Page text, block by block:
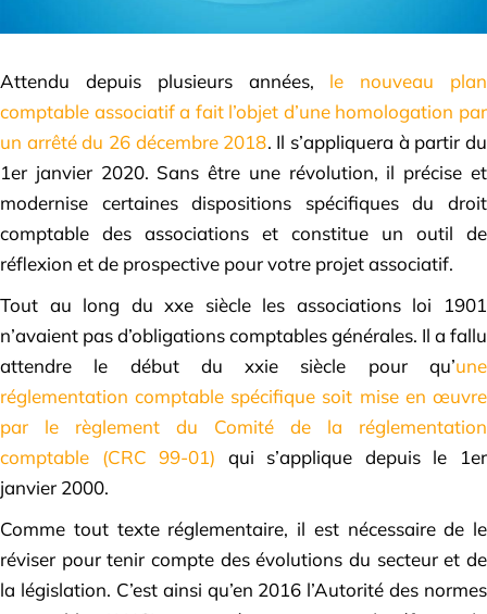
Attendu depuis plusieurs années, le nouveau plan
comptable associatif a fait l’objet d’une homologation par
un arrêté du 26 décembre 2018. Il s’appliquera à partir du
1er janvier 2020. Sans être une révolution, il précise et
modernise certaines dispositions spécifiques du droit
comptable des associations et constitue un outil de
réflexion et de prospective pour votre projet associatif.
Tout au long du xxe siècle les associations loi 1901
n’avaient pas d’obligations comptables générales. Il a fallu
attendre le début du xxie siècle pour qu’une
réglementation comptable spécifique soit mise en œuvre
par le règlement du Comité de la réglementation
comptable (CRC 99-01) qui s’applique depuis le 1er
janvier 2000.
Comme tout texte réglementaire, il est nécessaire de le
réviser pour tenir compte des évolutions du secteur et de
la législation. C’est ainsi qu’en 2016 l’Autorité des normes